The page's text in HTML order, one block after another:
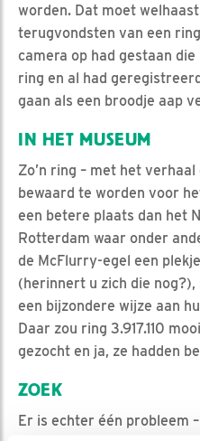
worden. Dat moet
terugvondsten van een
camera op had gestaan
ring en al had
gaan als een broodje aap
IN HET MUSEUM
Zo’n ring – met het
bewaard te worden voor
een betere plaats dan het
Rotterdam waar onder
de McFlurry-egel een
(herinnert u zich die
een bijzondere wijze aan
Daar zou ring 3.917.110
gezocht en ja, ze hadden
ZOEK
Er is echter één probleem